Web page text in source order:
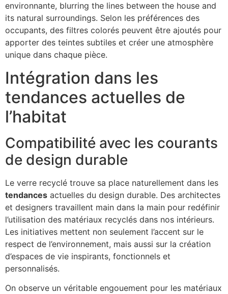
environnante, blurring the lines between the house and
its natural surroundings. Selon les préférences des
occupants, des filtres colorés peuvent être ajoutés pour
apporter des teintes subtiles et créer une atmosphère
unique dans chaque pièce.
Intégration dans les
tendances actuelles de
l’habitat
Compatibilité avec les courants
de design durable
Le verre recyclé trouve sa place naturellement dans les
tendances actuelles du design durable. Des architectes
et designers travaillent main dans la main pour redéfinir
l’utilisation des matériaux recyclés dans nos intérieurs.
Les initiatives mettent non seulement l’accent sur le
respect de l’environnement, mais aussi sur la création
d’espaces de vie inspirants, fonctionnels et
personnalisés.
On observe un véritable engouement pour les matériaux